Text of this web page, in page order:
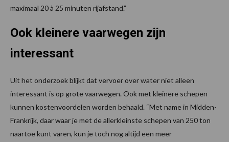
maximaal 20 à 25 minuten rijafstand.”
Ook kleinere vaarwegen zijn
interessant
Uit het onderzoek blijkt dat vervoer over water niet alleen
interessant is op grote vaarwegen. Ook met kleinere schepen
kunnen kostenvoordelen worden behaald. “Met name in Midden-
Frankrijk, daar waar je met de allerkleinste schepen van 250 ton
naartoe kunt varen, kun je toch nog altijd een meer